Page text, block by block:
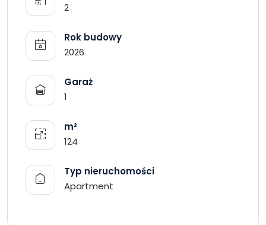
2
Rok budowy
2026
Garaż
1
m²
124
Typ nieruchomości
Apartment